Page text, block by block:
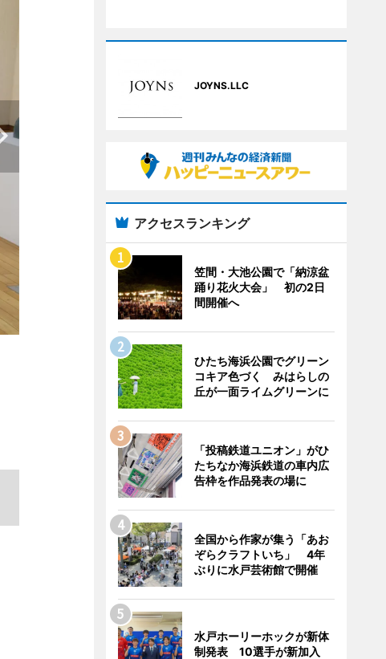
JOYNS.LLC
アクセスランキング
笠間・大池公園で「納涼盆
踊り花火大会」 初の2日
間開催へ
ひたち海浜公園でグリーン
コキア色づく みはらしの
丘が一面ライムグリーンに
「投稿鉄道ユニオン」がひ
たちなか海浜鉄道の車内広
告枠を作品発表の場に
全国から作家が集う「あお
ぞらクラフトいち」 4年
ぶりに水戸芸術館で開催
水戸ホーリーホックが新体
制発表 10選手が新加入